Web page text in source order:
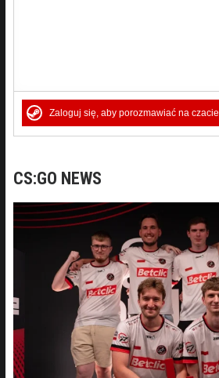
Zaloguj się, aby porozmawiać na czacie
CS:GO NEWS